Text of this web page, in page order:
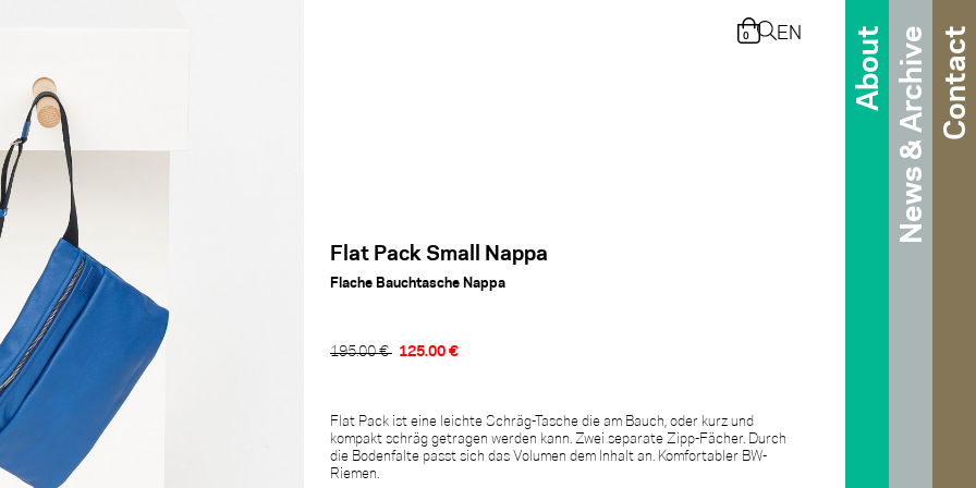
0 EN About News & Archive Contact
Flat Pack Small Nappa
Flache Bauchtasche Nappa
195.00 € 125.00 €
Flat Pack ist eine leichte Schräg-Tasche die am Bauch, oder kurz und
kompakt schräg getragen werden kann. Zwei separate Zipp-Fächer. Durch
die Bodenfalte passt sich das Volumen dem Inhalt an. Komfortabler BW-
Riemen.